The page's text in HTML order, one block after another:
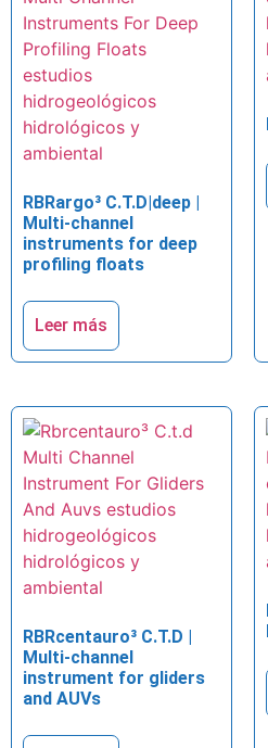
RBRargo³ C.T.D|deep |
Multi-channel
instruments for deep
profiling floats
Leer más
RBRcentauro³ C.T.D |
Multi-channel
instrument for gliders
and AUVs